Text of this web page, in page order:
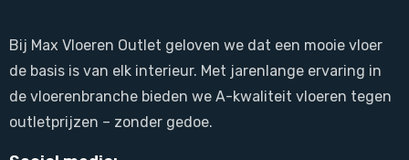
Bij Max Vloeren Outlet geloven we dat een mooie vloer
de basis is van elk interieur. Met jarenlange ervaring in
de vloerenbranche bieden we A-kwaliteit vloeren tegen
outletprijzen – zonder gedoe.